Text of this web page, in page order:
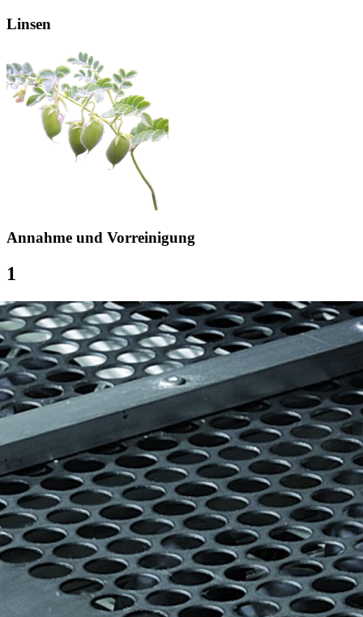
Linsen
Annahme und Vorreinigung
1